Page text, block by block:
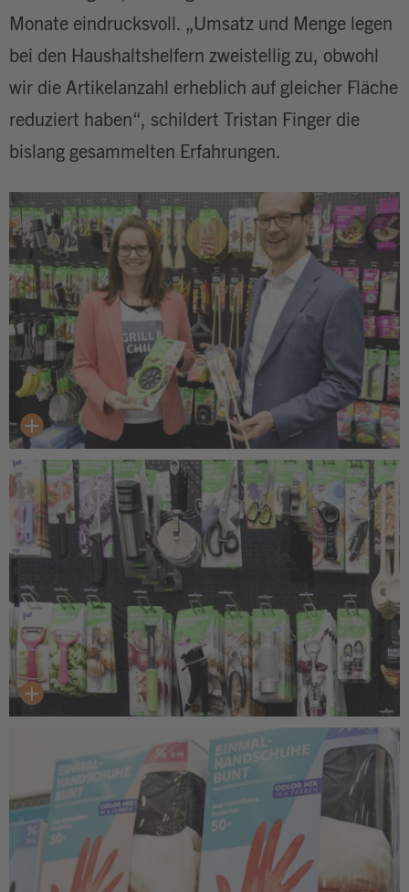
Monate eindrucksvoll. „Umsatz und Menge legen
bei den Haushaltshelfern zweistellig zu, obwohl
wir die Artikelanzahl erheblich auf gleicher Fläche
reduziert haben“, schildert Tristan Finger die
bislang gesammelten Erfahrungen.